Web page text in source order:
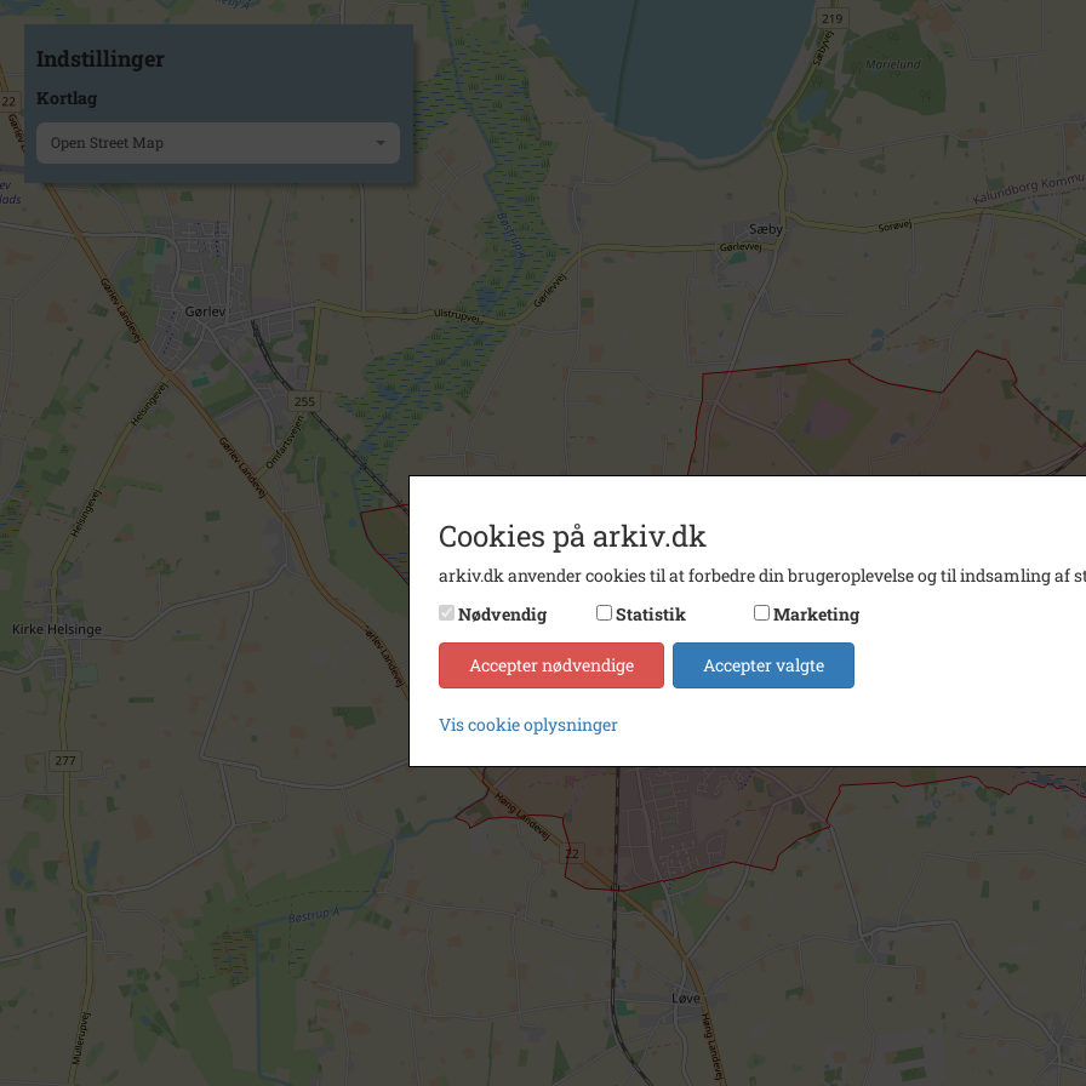
Indstillinger
Kortlag
Open Street Map
Cookies på arkiv.dk
arkiv.dk anvender cookies til at forbedre din brugeroplevelse og til indsamling af
Nødvendig
Statistik Marketing
Accepter nødvendige Accepter valgte
Vis cookie oplysninger